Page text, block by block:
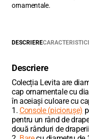
ornamentale.
DESCRIERECARACTERISTICI
Descriere
Colecția Levita are
cap ornamentale cu
în aceiași culoare cu
1. Console (piciorușe)
pentru un rând de
două rânduri de